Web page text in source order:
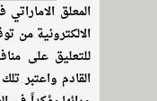
المعلق
الالكترونية من
للتعليق على
القادم واعتبر